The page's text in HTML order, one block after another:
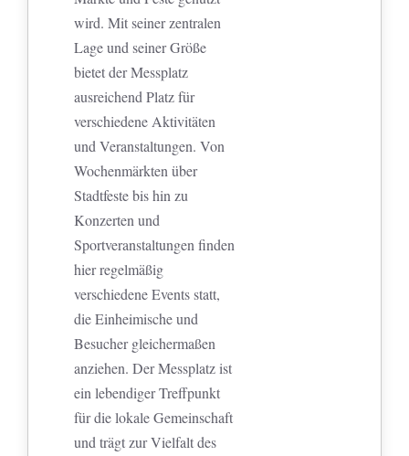
wird. Mit seiner zentralen
Lage und seiner Größe
bietet der Messplatz
ausreichend Platz für
verschiedene Aktivitäten
und Veranstaltungen. Von
Wochenmärkten über
Stadtfeste bis hin zu
Konzerten und
Sportveranstaltungen finden
hier regelmäßig
verschiedene Events statt,
die Einheimische und
Besucher gleichermaßen
anziehen. Der Messplatz ist
ein lebendiger Treffpunkt
für die lokale Gemeinschaft
und trägt zur Vielfalt des